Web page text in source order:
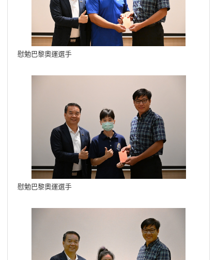
慰勉巴黎奧運選手
慰勉巴黎奧運選手